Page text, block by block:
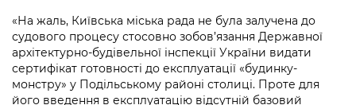
Звернення громадян
Регуляторна діяльність
Промисловість і наука Києва
Ритуальні послуги
Іноземцям / For foreigners
Допомога учасникам АТО
Рада з питань внутрішньо переміщених
осіб при Київській міській військовій
адміністрації
бездіяльності розпорядників інформації
Звіти про опрацювання запитів на
публічну інформацію
hospitals at work under martial law
Контакти для медіа / Contacts for mass
media
«На жаль, Київська міська рада не була залучена до
судового процесу стосовно зобов’язання Державної
архітектурно-будівельної інспекції України видати
сертифікат готовності до експлуатації «будинку-
монстру» у Подільському районі столиці. Проте для
його введення в експлуатацію відсутній базовий